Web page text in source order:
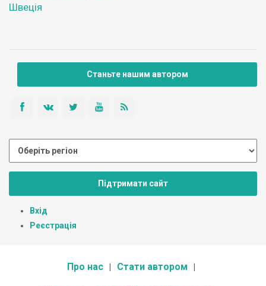
Швеція
Станьте нашим автором
Підтримати сайт
Вхід
Реєстрація
Про нас Стати автором